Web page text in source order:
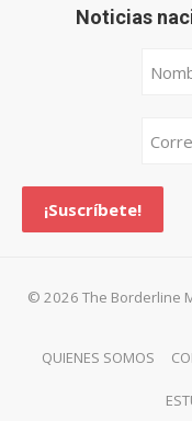
Noticias
© 2026 The Borderline
QUIENES SOMOS